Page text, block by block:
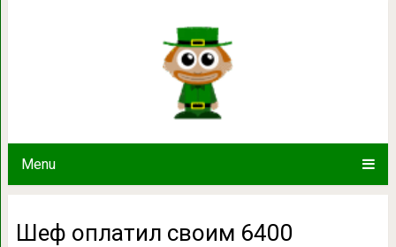
Menu
Шеф оплатил своим 6400
Шеф оплатил своим 6400